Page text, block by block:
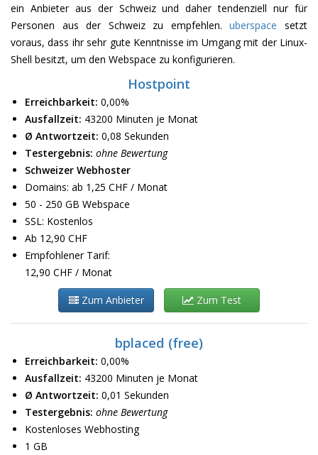
ein Anbieter aus der Schweiz und daher tendenziell nur für
Personen aus der Schweiz zu empfehlen.uberspace setzt
voraus, dass ihr sehr gute Kenntnisse im Umgang mit der Linux-
Shell besitzt, um den Webspace zu konfigurieren.
Hostpoint
Erreichbarkeit: 0,00%
Ausfallzeit: 43200 Minuten je Monat
Ø Antwortzeit: 0,08 Sekunden
Testergebnis: ohne Bewertung
Schweizer Webhoster
Domains: ab 1,25 CHF / Monat
50 - 250 GB Webspace
SSL: Kostenlos
Ab 12,90 CHF
Empfohlener Tarif:
12,90 CHF / Monat
Zum Anbieter Zum Test
bplaced (free)
Erreichbarkeit: 0,00%
Ausfallzeit: 43200 Minuten je Monat
Ø Antwortzeit: 0,01 Sekunden
Testergebnis: ohne Bewertung
Kostenloses Webhosting
1 GB